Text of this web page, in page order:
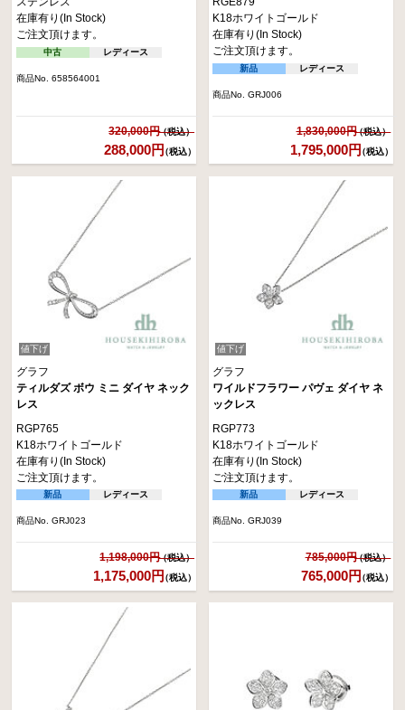
在庫有り(In Stock)
ご注文頂けます。
中古 レディース
商品No. 658564001
320,000円
288,000円（税込）
K18ホワイトゴールド
在庫有り(In Stock)
ご注文頂けます。
新品 レディース
商品No. GRJ006
1,830,000円
1,795,000円（税込）
値下げ
グラフ
ティルダズ ボウ ミニ ダイヤ ネック
レス
RGP765
K18ホワイトゴールド
在庫有り(In Stock)
ご注文頂けます。
新品 レディース
商品No. GRJ023
1,198,000円
1,175,000円（税込）
値下げ
グラフ
ワイルドフラワー パヴェ ダイヤ ネ
ックレス
RGP773
K18ホワイトゴールド
在庫有り(In Stock)
ご注文頂けます。
新品 レディース
商品No. GRJ039
785,000円
765,000円（税込）